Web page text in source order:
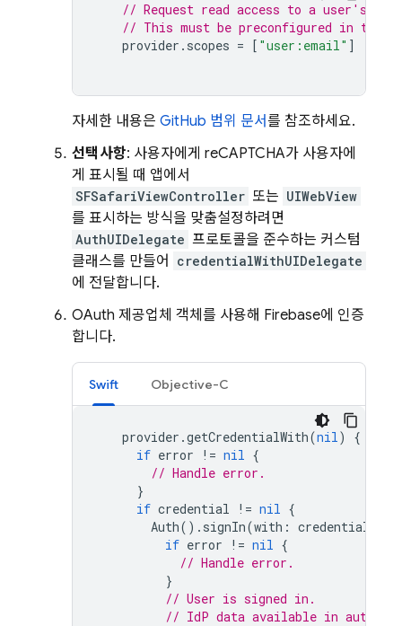
// Request read access to a user's
// This must be preconfigured in the
provider . scopes = [ "user:email" ]
자세한 내용은 GitHub 범위 문서를 참조하세요.
선택사항: 사용자에게 reCAPTCHA가 사용자에
게 표시될 때 앱에서
SFSafariViewController 또는 UIWebView
를 표시하는 방식을 맞춤설정하려면
AuthUIDelegate 프로토콜을 준수하는 커스텀
클래스를 만들어
credentialWithUIDelegate
에 전달합니다.
OAuth 제공업체 객체를 사용해 Firebase에 인증
합니다.
Swift Objective-C
provider .getCredentialWith(nil) {
if error != nil {
// Handle error.
}
if credential != nil {
Auth(). signIn(with : credential
if error != nil {
// Handle error.
}
// User is signed in.
// IdP data available in